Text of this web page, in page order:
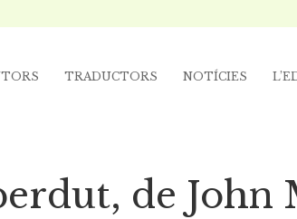
TRADUCTORS NOTÍCIES
de John